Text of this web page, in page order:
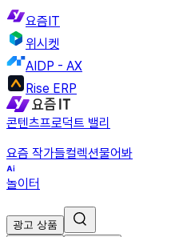
요즘IT
위시켓
AIDP - AX
Rise ERP
콘텐츠프로덕트 밸리
요즘 작가들컬렉션물어봐
놀이터
광고 상품